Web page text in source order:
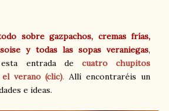
sobre gazpachos, cremas frías,
y todas las sopas veraniegas,
entrada de cuatro chupitos
verano (clic). Allí encontraréis un
e ideas.